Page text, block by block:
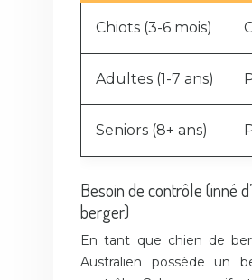
Chiots (3-6 mois)
Adultes (1-7 ans)
Seniors (8+ ans)
Besoin de contrôle (inné
berger)
En tant que chien de
Australien possède un